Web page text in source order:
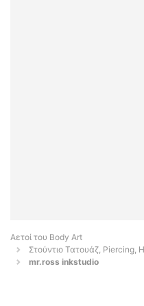
Αετοί του Body Art
Στούντιο Τατουάζ, Piercing,
mr.ross inkstudio